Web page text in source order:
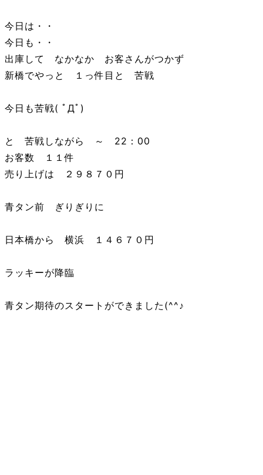
今日は・・
今日も・・
出庫して なかなか お客さんがつかず
新橋でやっと １っ件目と 苦戦
今日も苦戦( ﾟДﾟ)
と 苦戦しながら ～ 22：00
お客数 １１件
売り上げは ２９８７０円
青タン前 ぎりぎりに
日本橋から 横浜 １４６７０円
ラッキーが降臨
青タン期待のスタートができました(^^♪